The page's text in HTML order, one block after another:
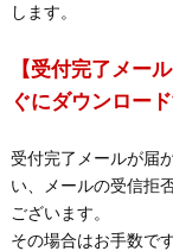
します。
【受付完了メー
ぐにダウンロー
受付完了メールが届
い、メールの受信拒
ございます。
その場合はお手数で